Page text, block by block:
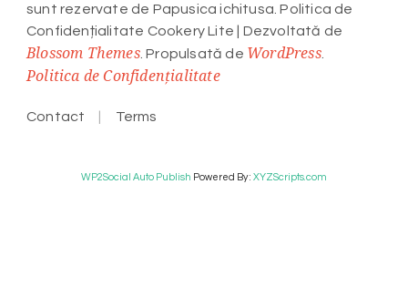
sunt rezervate de Papusica ichitusa. Politica de
Confidențialitate Cookery Lite | Dezvoltată de
Blossom Themes. Propulsată de WordPress.
Politica de Confidențialitate
Contact Terms
WP2Social Auto Publish Powered By : XYZScripts.com